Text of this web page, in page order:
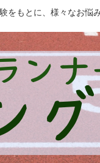
をもとに、様々なお悩